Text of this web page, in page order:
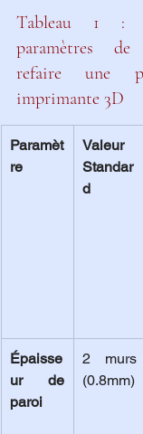
Tableau 1 :
paramètres
refaire une
imprimante 3D
Paramèt
re
Valeur
Standar
d
Épaisse
ur de
paroi
2 murs
(0.8mm)